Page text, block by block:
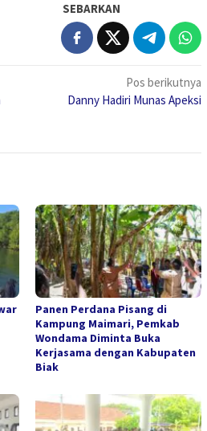
SEBARKAN
Pos berikutnya
Danny Hadiri Munas Apeksi
Panen Perdana Pisang di
Kampung Maimari, Pemkab
Wondama Diminta Buka
Kerjasama dengan Kabupaten
Biak